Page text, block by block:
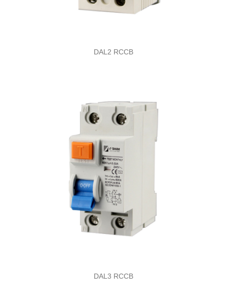
DAL2 RCCB
DAL3 RCCB